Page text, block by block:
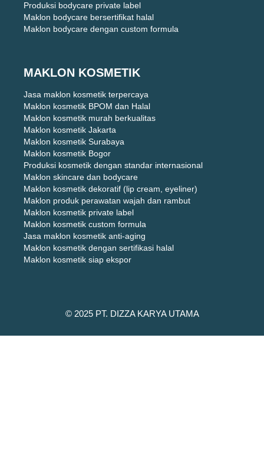
Produksi bodycare private label
Maklon bodycare bersertifikat halal
Maklon bodycare dengan custom formula
MAKLON KOSMETIK
Jasa maklon kosmetik terpercaya
Maklon kosmetik BPOM dan Halal
Maklon kosmetik murah berkualitas
Maklon kosmetik Jakarta
Maklon kosmetik Surabaya
Maklon kosmetik Bogor
Produksi kosmetik dengan standar internasional
Maklon skincare dan bodycare
Maklon kosmetik dekoratif (lip cream, eyeliner)
Maklon produk perawatan wajah dan rambut
Maklon kosmetik private label
Maklon kosmetik custom formula
Jasa maklon kosmetik anti-aging
Maklon kosmetik dengan sertifikasi halal
Maklon kosmetik siap ekspor
© 2025 PT. DIZZA KARYA UTAMA